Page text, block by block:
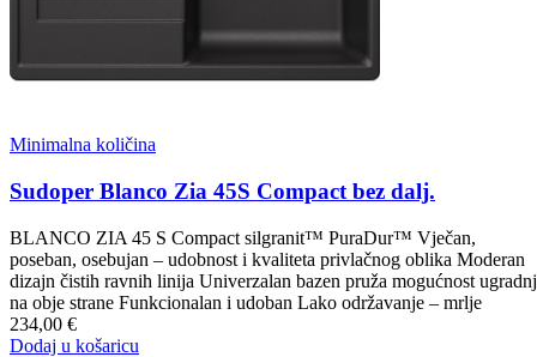
Minimalna količina
Sudoper Blanco Zia 45S Compact bez dalj.
BLANCO ZIA 45 S Compact silgranit™ PuraDur™ Vječan,
poseban, osebujan – udobnost i kvaliteta privlačnog oblika Moderan
dizajn čistih ravnih linija Univerzalan bazen pruža mogućnost
na obje strane Funkcionalan i udoban Lako održavanje – mrlje
234,00 €
Dodaj u košaricu